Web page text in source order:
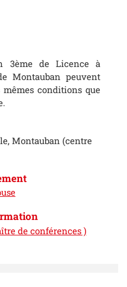
3ème de Licence à
Montauban peuvent
mêmes conditions que
Montauban (centre
de conférences )